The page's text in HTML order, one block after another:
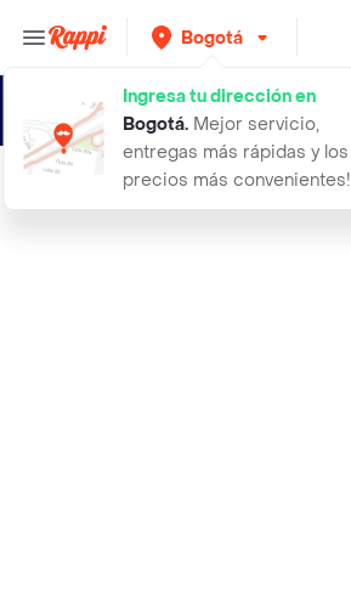
Bogotá
Ingresa tu dirección en
Bogotá. Mejor servicio,
entregas más rápidas y los
precios más convenientes!
250ml lubricante milk imita eyacula